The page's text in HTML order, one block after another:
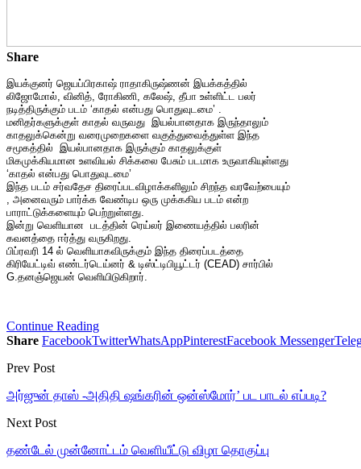
Share
இயக்குனர் ஜெயப்பிரகாஷ் ராதாகிருஷ்ணன் இயக்கத்தில்
லிஜோமோல், வினித், ரோகிணி, கலேஷ், தீபா உள்ளிட்ட பலர்
நடித்திருக்கும் படம் ‘காதல் என்பது பொதுவுடமை’ .
மனிதர்களுக்குள் காதல் வருவது இயல்பானதாக இருந்தாலும்
காதலுக்கென்று வரைமுறைகளை வகுத்துவைத்துள்ள இந்த
சமூகத்தில் இயல்பானதாக இருக்கும் காதலுக்குள்
மிகமுக்கியமான உளவியல் சிக்கலை பேசும் படமாக உருவாகியுள்ளது
‘காதல் என்பது பொதுவுடமை’
இந்த படம் சர்வதேச திரைப்படவிழாக்களிலும் சிறந்த வரவேற்பையும்
, அனைவரும் பார்க்க வேண்டிப ஒரு முக்ககிய படம் என்ற
பாராட்டுக்களையும் பெற்றுள்ளது.
இன்று வெளியான படத்தின் ரெய்லர் இணையத்தில் பலரின்
கவனத்தை ஈர்த்து வருகிறது.
பிப்ரவரி 14 ல் வெளியாகவிருக்கும் இந்த திரைப்படத்தை
கிரியேட்டிவ் எண்டர்டெய்னர் & டிஸ்ட்டிபியூட்டர் (CEAD) சார்பில்
G.தனஞ்ஜெயன் வெளியிடுகிறார்.
Continue Reading
Share FacebookTwitterWhatsAppPinterestFacebook Messenger
Prev Post
அர்ஜுன் தாஸ் -அதிதி ஷங்கரின் ஒன்ஸ்மோர்’ பட பாடல் எப்படி?
Next Post
தண்டேல் முன்னோட்டம் வெளியீட்டு விழா தொகுப்பு